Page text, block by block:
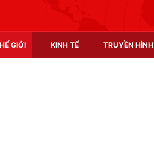
GIỚI KINH TẾ TRUYỀN HÌNH